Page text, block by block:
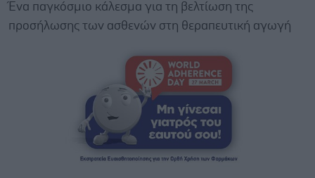
Ένα παγκόσμιο κάλεσμα για τη βελτίωση της
προσήλωσης των ασθενών στη θεραπευτική αγωγή